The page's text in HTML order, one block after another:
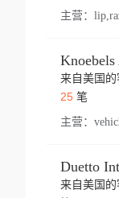
主营：
来自美国
25笔
主营：
来自美国